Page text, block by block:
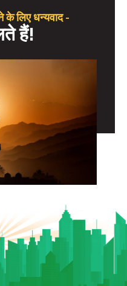
के लिए धन्यवाद -
हैं!